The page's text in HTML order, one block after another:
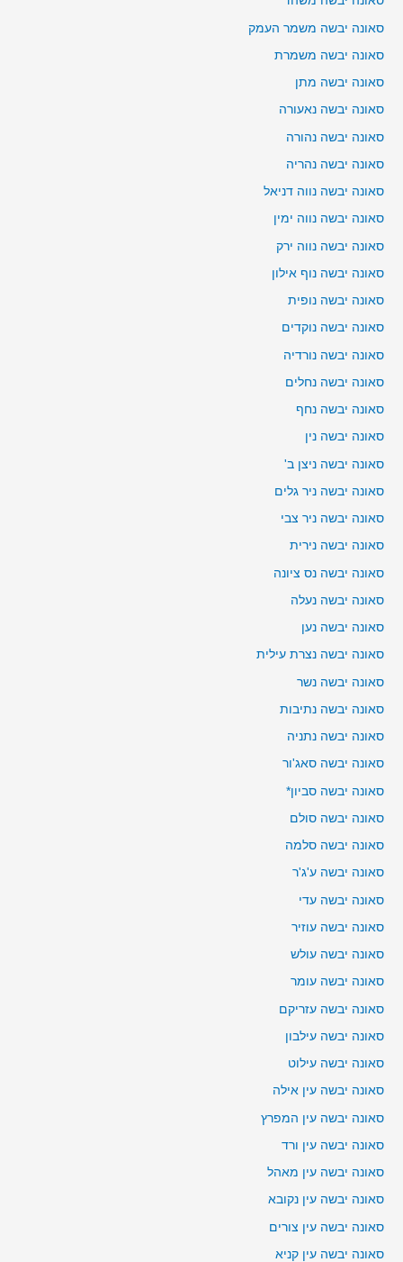
סאונה יבשה משמר העמק
סאונה יבשה משמרת
סאונה יבשה מתן
סאונה יבשה נאעורה
סאונה יבשה נהורה
סאונה יבשה נהריה
סאונה יבשה נווה דניאל
סאונה יבשה נווה ימין
סאונה יבשה נווה ירק
סאונה יבשה נוף אילון
סאונה יבשה נופית
סאונה יבשה נוקדים
סאונה יבשה נורדיה
סאונה יבשה נחלים
סאונה יבשה נחף
סאונה יבשה נין
סאונה יבשה ניצן ב'
סאונה יבשה ניר גלים
סאונה יבשה ניר צבי
סאונה יבשה נירית
סאונה יבשה נס ציונה
סאונה יבשה נעלה
סאונה יבשה נען
סאונה יבשה נצרת עילית
סאונה יבשה נשר
סאונה יבשה נתיבות
סאונה יבשה נתניה
סאונה יבשה סאג'ור
סאונה יבשה סביון*
סאונה יבשה סולם
סאונה יבשה סלמה
סאונה יבשה ע'ג'ר
סאונה יבשה עדי
סאונה יבשה עוזיר
סאונה יבשה עולש
סאונה יבשה עומר
סאונה יבשה עזריקם
סאונה יבשה עילבון
סאונה יבשה עילוט
סאונה יבשה עין אילה
סאונה יבשה עין המפרץ
סאונה יבשה עין ורד
סאונה יבשה עין מאהל
סאונה יבשה עין נקובא
סאונה יבשה עין צורים
סאונה יבשה עין קניא